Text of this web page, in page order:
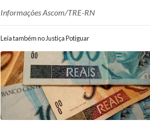
Informações Ascom/TRE-RN
Leia também no Justiça Potiguar
Navegação entre